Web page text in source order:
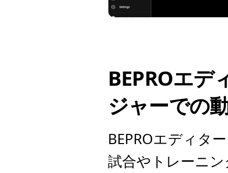
BEPROエデ
ジャーでの
BEPROエディタ
試合やトレーニ